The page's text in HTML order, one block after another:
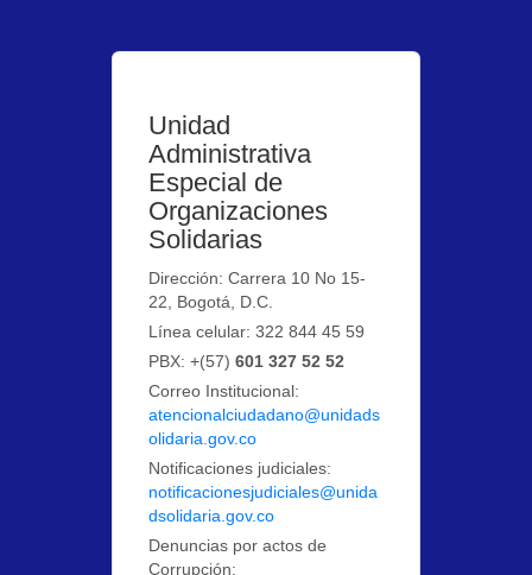
Unidad
Administrativa
Especial de
Organizaciones
Solidarias
Dirección: Carrera 10 No 15-
22, Bogotá, D.C.
Línea celular: 322 844 45 59
PBX: +(57)601 327 52 52
Correo Institucional:
atencionalciudadano@unidads
olidaria.gov.co
Notificaciones judiciales:
notificacionesjudiciales@unida
dsolidaria.gov.co
Denuncias por actos de
Corrupción: